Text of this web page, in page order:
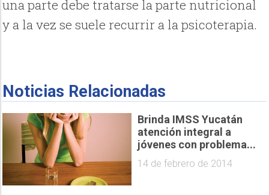
una parte debe tratarse la parte nutricional
y a la vez se suele recurrir a la psicoterapia.
Noticias Relacionadas
Brinda IMSS Yucatán
atención integral a
jóvenes con problema...
14 de febrero de 2014